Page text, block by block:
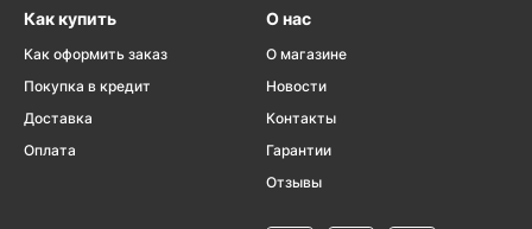
Как купить
Как оформить заказ
Покупка в кредит
Доставка
Оплата
О нас
О магазине
Новости
Контакты
Гарантии
Отзывы